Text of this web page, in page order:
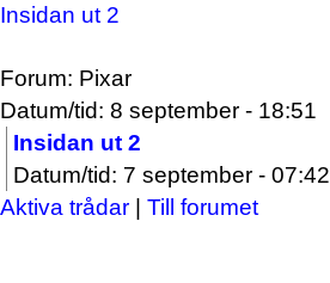
Insidan ut 2
Forum: Pixar
Datum/tid: 8 september - 18:51
Insidan ut 2
Datum/tid: 7 september - 07:42
Aktiva trådar | Till forumet